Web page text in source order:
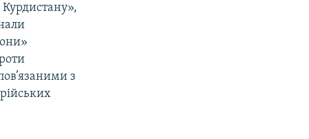
Курдистану»,
з